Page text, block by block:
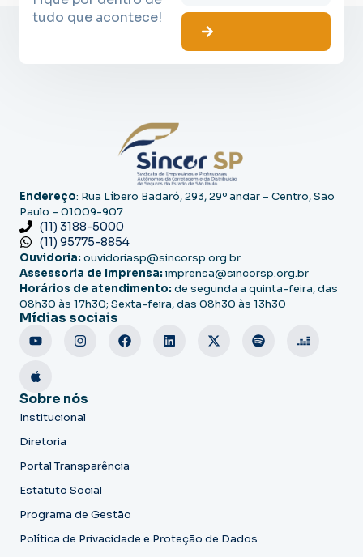
tudo que acontece!
Endereço: Rua Líbero Badaró, 293, 29º andar – Centro, São
Paulo – 01009-907
(11) 3188-5000
(11) 95775-8854
Ouvidoria: ouvidoriasp@sincorsp.org.br
Assessoria de Imprensa: imprensa@sincorsp.org.br
Horários de atendimento: de segunda a quinta-feira, das
08h30 às 17h30; Sexta-feira, das 08h30 às 13h30
Mídias sociais
Sobre nós
Institucional
Diretoria
Portal Transparência
Estatuto Social
Programa de Gestão
Política de Privacidade e Proteção de Dados